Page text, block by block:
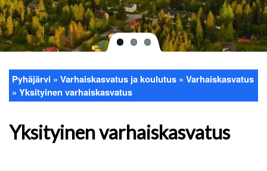
Murupolku
Pyhäjärvi Varhaiskasvatus ja koulutus
Varhaiskasvatus
Yksityinen varhaiskasvatus
Yksityinen varhaiskasvatus